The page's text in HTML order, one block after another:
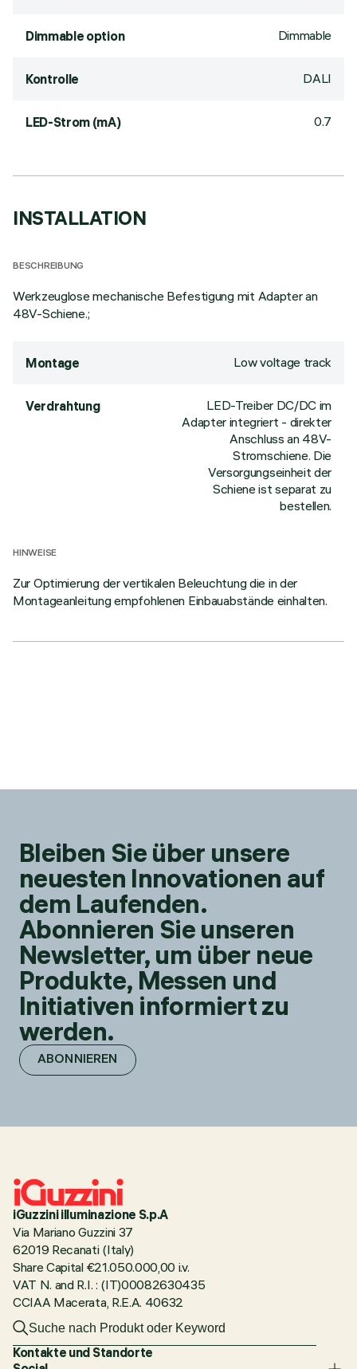
Dimmable option Dimmable
Kontrolle DALI
LED-Strom (mA) 0.7
INSTALLATION
BESCHREIBUNG
Werkzeuglose mechanische Befestigung mit Adapter an
48V-Schiene.;
Montage Low voltage track
Verdrahtung
LED-Treiber DC/DC im
Adapter integriert - direkter
Anschluss an 48V-
Stromschiene. Die
Versorgungseinheit der
Schiene ist separat zu
bestellen.
HINWEISE
Zur Optimierung der vertikalen Beleuchtung die in der
Montageanleitung empfohlenen Einbauabstände einhalten.
Bleiben Sie über unsere
neuesten Innovationen auf
dem Laufenden.
Abonnieren Sie unseren
Newsletter, um über neue
Produkte, Messen und
Initiativen informiert zu
werden.
ABONNIEREN
iGuzzini illuminazione S.p.A
Via Mariano Guzzini 37
62019 Recanati (Italy)
Share Capital €21.050.000,00 i.v.
VAT N. and R.I. : (IT)00082630435
CCIAA Macerata, R.E.A. 40632
Kontakte und Standorte